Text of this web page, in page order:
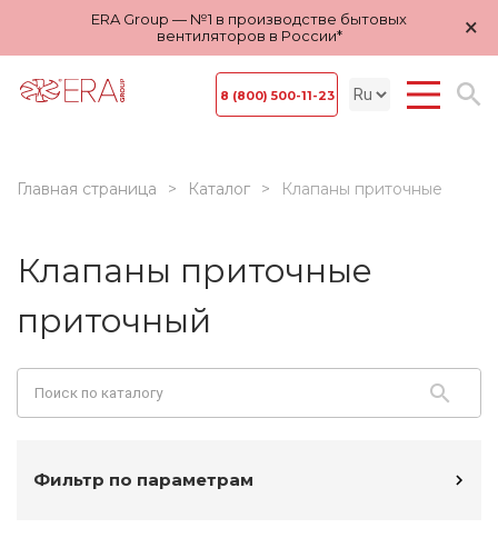
ERA Group — №1 в производстве бытовых
вентиляторов в России*
×
8 (800) 500-11-23
Главная страница Каталог Клапаны приточные
Клапаны приточные
приточный
Фильтр по параметрам